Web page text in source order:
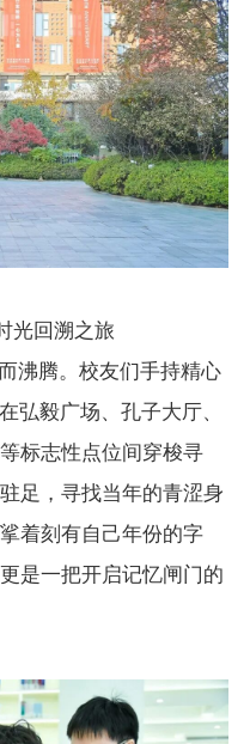
光回溯之旅
腾。校友们手持精心
弘毅广场、孔子大厅、
标志性点位间穿梭寻
足，寻找当年的青涩身
着刻有自己年份的字
是一把开启记忆闸门的